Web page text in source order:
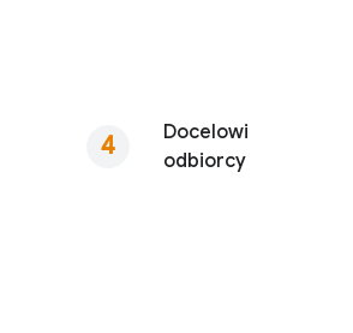
Docelowi
odbiorcy